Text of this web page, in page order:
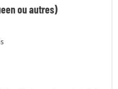
ou autres)